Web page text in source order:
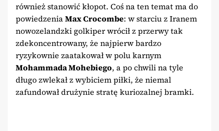
również stanowić kłopot. Coś na ten temat ma do
powiedzeniaMax Crocombe: w starciu z Iranem
nowozelandzki golkiper wrócił z przerwy tak
zdekoncentrowany, że najpierw bardzo
ryzykownie zaatakował w polu karnym
Mohammada Mohebiego, a po chwili na tyle
długo zwlekał z wybiciem piłki, że niemal
zafundował drużynie stratę kuriozalnej bramki.